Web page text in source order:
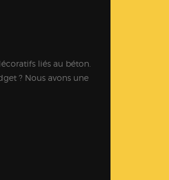
liés au béton.
? Nous avons une